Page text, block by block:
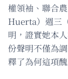
權領袖、聯合
Huerta）週三
明，證實她本
份聲明不僅為
釋了為何這項